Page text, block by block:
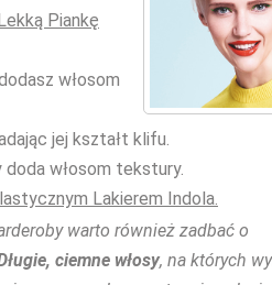
Piankę
włosom
jej kształt klifu.
doda włosom tekstury.
Lakierem Indola.
warto również zadbać o
ciemne włosy, na których